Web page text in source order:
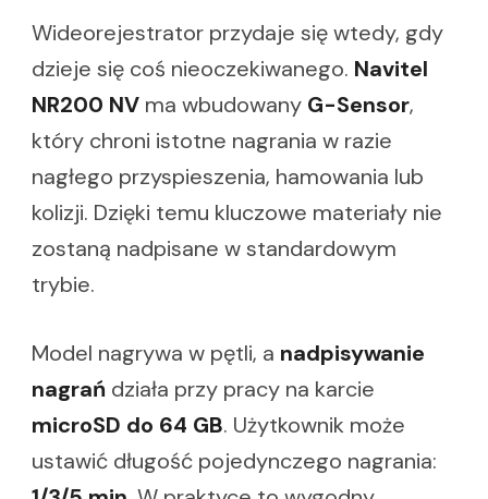
Wideorejestrator przydaje się wtedy, gdy
dzieje się coś nieoczekiwanego. Navitel
NR200 NV ma wbudowany G-Sensor,
który chroni istotne nagrania w razie
nagłego przyspieszenia, hamowania lub
kolizji. Dzięki temu kluczowe materiały nie
zostaną nadpisane w standardowym
trybie.
Model nagrywa w pętli, a nadpisywanie
nagrań działa przy pracy na karcie
microSD do 64 GB. Użytkownik może
ustawić długość pojedynczego nagrania: